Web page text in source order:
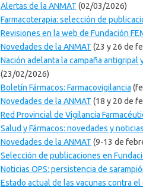
Alertas de la ANMAT (02/03/2026)
Farmacoterapia: selección de
Revisiones en la web de Fundación
Novedades de la ANMAT (23 y 26 de
Nación adelanta la campaña
(23/02/2026)
Boletín Fármacos: Farmacovigilancia
Novedades de la ANMAT (18 y 20 de
Red Provincial de Vigilancia
Salud y Fármacos: novedades y noticias
Novedades de la ANMAT (9-13 de
Selección de publicaciones en
Noticias OPS: persistencia de
Estado actual de las vacunas contra